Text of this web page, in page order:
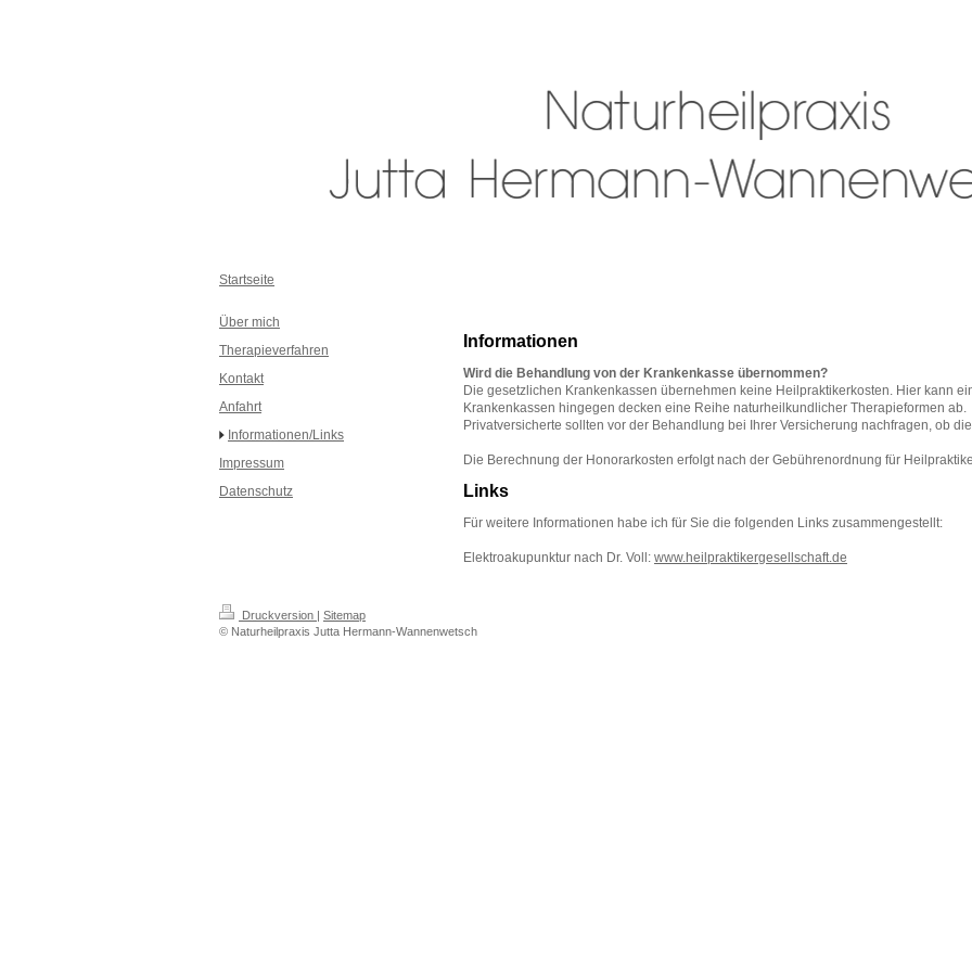
Startseite
Informationen
Wird die Behandlung von der Krankenkasse übernommen?
Die gesetzlichen Krankenkassen übernehmen keine Heilpraktikerkosten . Hier kann
Krankenkassen hingegen decken eine Reihe naturheilkundlicher Therapieformen ab.
Privatversicherte sollten vor der Behandlung bei Ihrer Versicherung nachfragen, ob
Die Berechnung der Honorarkosten erfolgt nach der Gebührenordnung für
Links
Für weitere Informationen habe ich für Sie die folgenden Links zusammengestellt:
Elektroakupunktur nach Dr. Voll: www.heilpraktikergesellschaft.de
Über mich
Therapieverfahren
Kontakt
Anfahrt
Informationen/Links
Impressum
Datenschutz
Druckversion | Sitemap
© Naturheilpraxis Jutta Hermann-Wannenwetsch